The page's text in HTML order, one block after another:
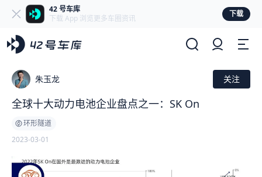
42 号车库
下载 App 浏览更多车圈资讯
下载
朱玉龙 关注
全球十大动力电池企业盘点之一：SK On
环形隧道
2023-03-01